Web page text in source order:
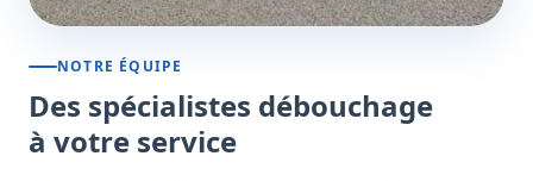
NOTRE ÉQUIPE
Des spécialistes débouchage
à votre service